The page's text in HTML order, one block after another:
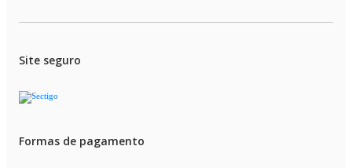
Site seguro
Formas de pagamento